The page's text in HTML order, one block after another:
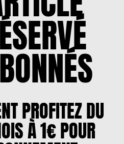
PROFITEZ DU
À 1€ POUR